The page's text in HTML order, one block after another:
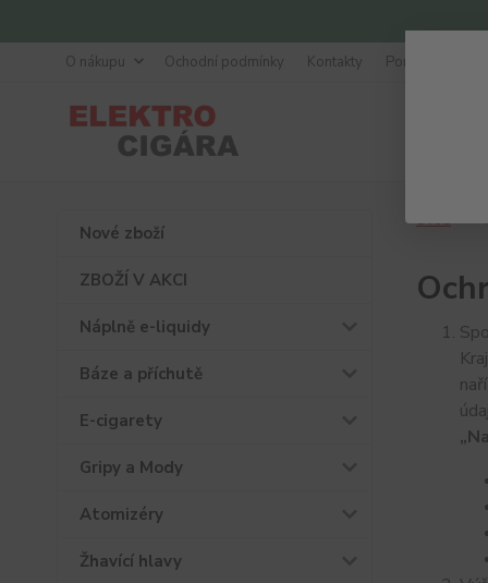
O nákupu Ochodní podmínky Kontakty Poradna
Nové zboží
ZBOŽÍ V AKCI
Náplně e-liquidy
Báze a příchutě
E-cigarety
Gripy a Mody
Atomizéry
Žhavící hlavy
Úvod